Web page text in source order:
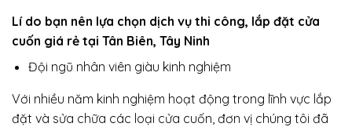
Lí do bạn nên lựa chọn dịch vụ thi công, lắp đặt cửa
cuốn giá rẻ tại Tân Biên, Tây Ninh
Đội ngũ nhân viên giàu kinh nghiệm
Với nhiều năm kinh nghiệm hoạt động trong lĩnh vực lắp
đặt và sửa chữa các loại cửa cuốn, đơn vị chúng tôi đã